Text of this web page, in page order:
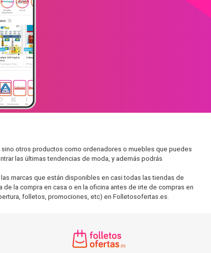
otros productos como ordenadores o muebles que puedes
las últimas tendencias de moda, y además podrás
marcas que están disponibles en casi todas las tiendas de
la compra en casa o en la oficina antes de irte de compras en
folletos, promociones, etc) en Folletosofertas.es.